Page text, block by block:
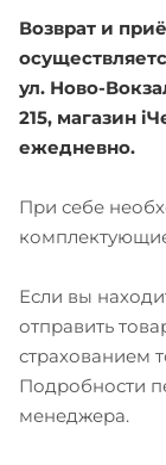
Возврат и
ул. Ново-
215, магазин
ежедневно.
При себе
Если вы
отправить
страхованием
Подробности
менеджера.